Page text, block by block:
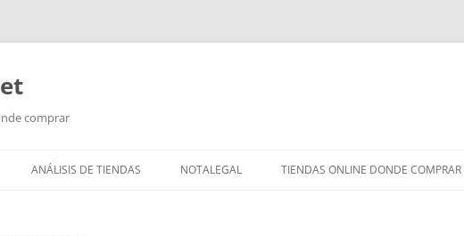
comprar
ANÁLISIS DE TIENDAS NOTALEGAL TIENDAS ONLINE DONDE COMPRAR